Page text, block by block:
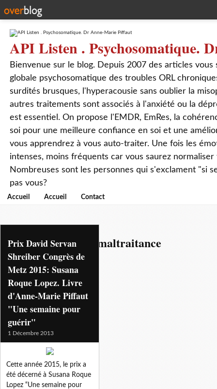
API Listen . Psychosomatique.
Bienvenue sur le blog. Depuis 2007 des articles
globale psychosomatique des troubles ORL
surdités brusques, l'hyperacousie sans oublier la
autres traitements sont associés à l'anxiété ou la
est essentiel. On propose l'EMDR, EmRes, la
soi pour une meilleure confiance en soi et une
vous apprendrez à vous auto-traiter. Une fois les
intenses, moins fréquents car vous saurez
Nombreuses sont les personnes qui s'exclament "si
pas vous?
Accueil Accueil Contact
enfants victimes de maltraitance
Prix David Servan
Shreiber Congrès de
Metz 2015: Susana
Roque Lopez. Livre
d'Anne-Marie Piffaut
"Une semaine pour
guérir"
1 Décembre 2013
Cette année 2015, le prix a
été décerné à Susana Roque
Lopez “Une semaine pour